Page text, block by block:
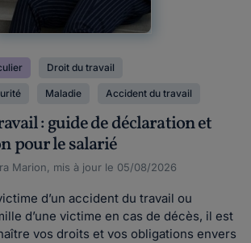
Droit du travail
Maladie Accident du travail
: guide de déclaration et
pour le salarié
Marion, mis à jour le 05/08/2026
d’un accident du travail ou
d’une victime en cas de décès, il est
vos droits et vos obligations envers